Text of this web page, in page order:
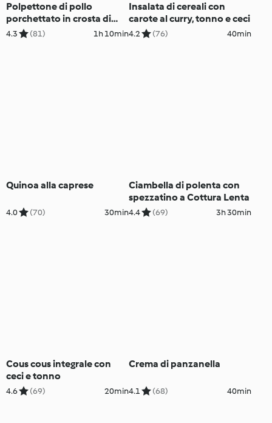
Polpettone di pollo
porchettato in crosta di
patate
4.3 (81) 1h 10min
Insalata di cereali con
carote al curry, tonno e ceci
4.2 (76) 40min
Quinoa alla caprese
4.0 (70) 30min
Ciambella di polenta con
spezzatino a Cottura Lenta
4.4 (69) 3h 30min
Cous cous integrale con
ceci e tonno
4.6 (69) 20min
Crema di panzanella
4.1 (68) 40min